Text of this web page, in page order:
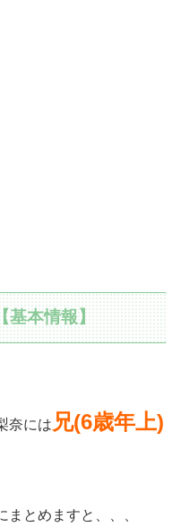
基本情報】
奈には 兄(6歳年上)
とめますと、、、